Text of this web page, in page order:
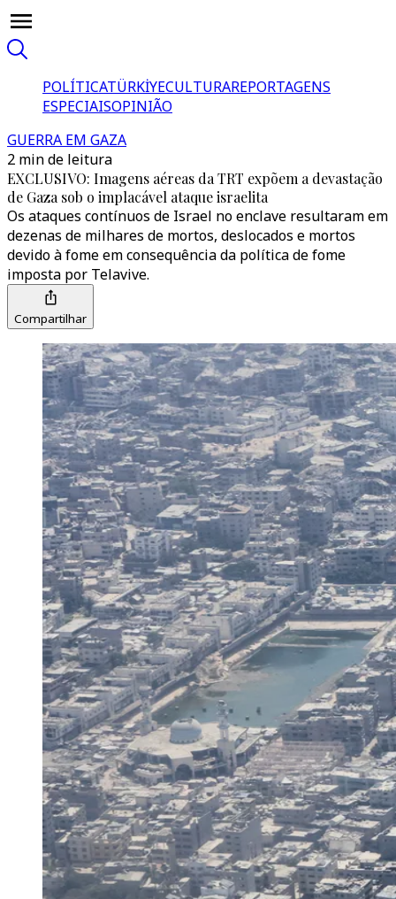
POLÍTICATÜRKİYECULTURAREPORTAGENS
ESPECIAISOPINIÃO
GUERRA EM GAZA
2 min de leitura
EXCLUSIVO: Imagens aéreas da TRT expõem a devastação
de Gaza sob o implacável ataque israelita
Os ataques contínuos de Israel no enclave resultaram em
dezenas de milhares de mortos, deslocados e mortos
devido à fome em consequência da política de fome
imposta por Telavive.
Compartilhar